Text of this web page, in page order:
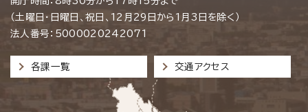
（土曜日・日曜日、祝日、12月29日から1月3日を除く）
法人番号：5000020242071
各課一覧 交通アクセス